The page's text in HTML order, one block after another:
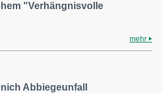
"Verhängnisvolle
mehr
Abbiegeunfall